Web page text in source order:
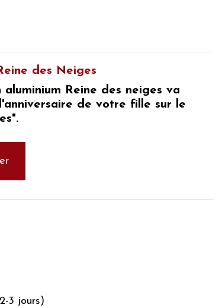
des Neiges
Reine des neiges va
anniversaire de votre fille sur le
3 jours)